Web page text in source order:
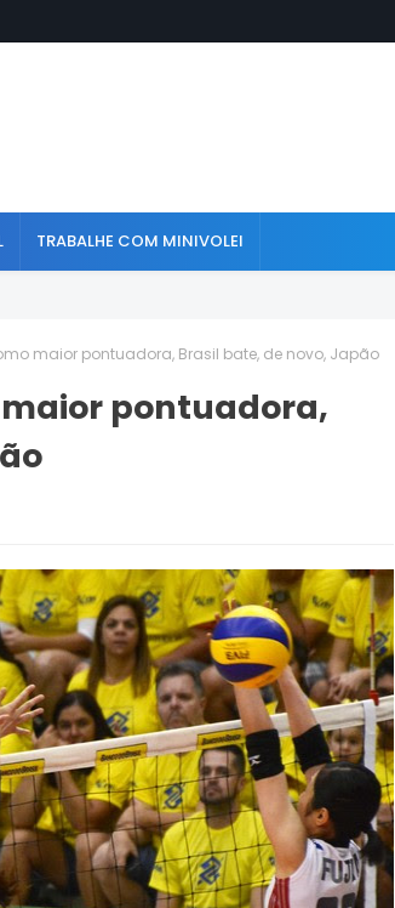
TRABALHE COM MINIVOLEI
maior pontuadora, Brasil bate, de novo, Japão
pontuadora,